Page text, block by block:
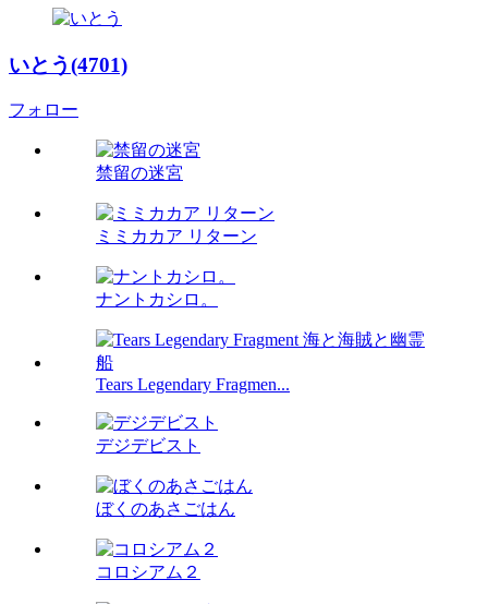
いとう(4701)
フォロー
禁留の迷宮
ミミカカア リターン
ナントカシロ。
Tears Legendary Fragmen...
デジデビスト
ぼくのあさごはん
コロシアム２